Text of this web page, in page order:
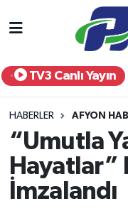
TV3 Canlı Yayın
HABERLER AFYON
“Umutla
Hayatlar”
İmzalandı
Yurt Haber
Afyon Haber
Siyaset
Spor
Afyonkarahisar
Afyonkarahisar
Süper Lig Puan